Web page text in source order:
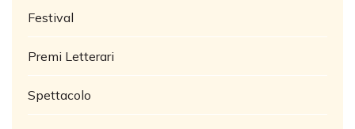
Festival
Premi Letterari
Spettacolo